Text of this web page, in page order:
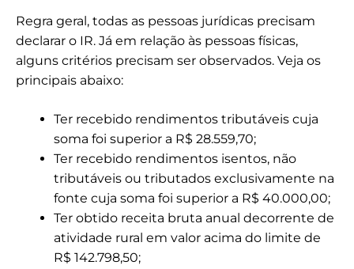
Regra geral, todas as pessoas jurídicas precisam
declarar o IR. Já em relação às pessoas físicas,
alguns critérios precisam ser observados. Veja os
principais abaixo:
Ter recebido rendimentos tributáveis cuja
soma foi superior a R$ 28.559,70;
Ter recebido rendimentos isentos, não
tributáveis ou tributados exclusivamente na
fonte cuja soma foi superior a R$ 40.000,00;
Ter obtido receita bruta anual decorrente de
atividade rural em valor acima do limite de
R$ 142.798,50;